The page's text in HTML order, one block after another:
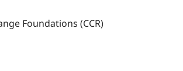
Foundations (CCR)